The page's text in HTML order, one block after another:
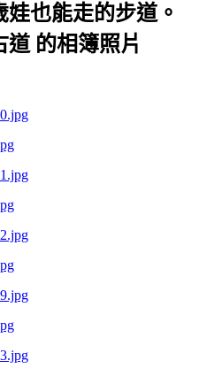
娃也能走的步道。
道 的相簿照片